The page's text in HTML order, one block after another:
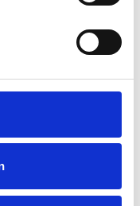
dispenser,